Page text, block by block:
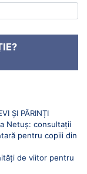
ȘI PĂRINȚI
Netuș: consultații
pentru copiii din
de viitor pentru